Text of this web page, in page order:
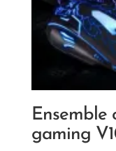
Ensemble
gaming